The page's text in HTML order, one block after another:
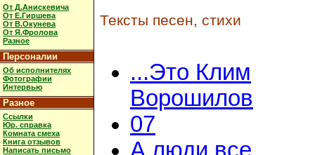
От Д.Анискевича
От Е.Гиршева
От В.Окунева
От Я.Фролова
Разное
Персоналии
Об исполнителях
Фотографии
Интервью
Разное
Ссылки
Юр. справка
Комната смеха
Книга отзывов
Написать письмо
Тексты песен, стихи
...Это Клим
Ворошилов
07